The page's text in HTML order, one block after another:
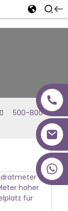
500-800